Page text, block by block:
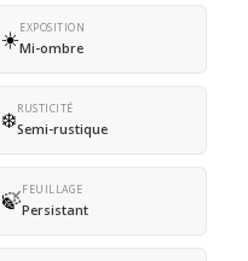
☀️EXPOSITION
Mi-ombre
❄️RUSTICITÉ
Semi-rustique
🍃FEUILLAGE
Persistant